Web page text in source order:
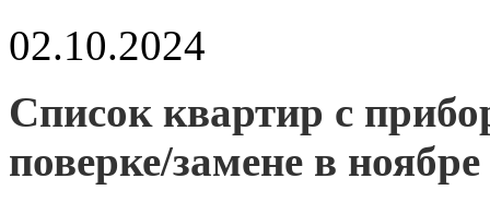
02.10.2024
Список квартир с
поверке/замене в